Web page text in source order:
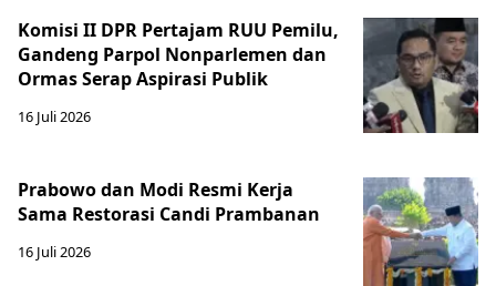
Komisi II DPR Pertajam RUU Pemilu,
Gandeng Parpol Nonparlemen dan
Ormas Serap Aspirasi Publik
16 Juli 2026
Prabowo dan Modi Resmi Kerja
Sama Restorasi Candi Prambanan
16 Juli 2026